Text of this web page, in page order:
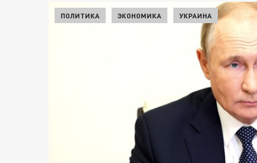
ПОЛИТИКА ЭКОНОМИКА УКРАИНА